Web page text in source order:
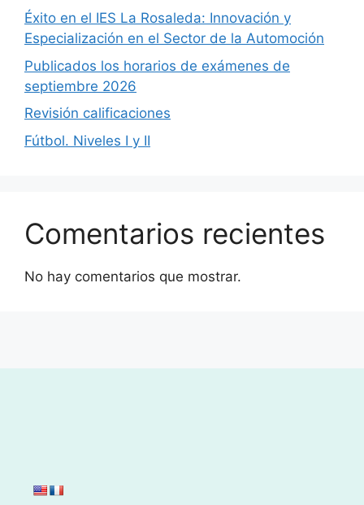
Éxito en el IES La Rosaleda: Innovación y
Especialización en el Sector de la Automoción
Publicados los horarios de exámenes de
septiembre 2026
Revisión calificaciones
Fútbol. Niveles I y II
Comentarios recientes
No hay comentarios que mostrar.